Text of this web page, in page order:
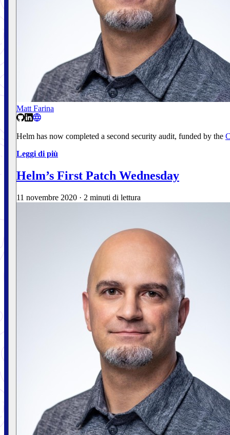
Matt Farina
Helm has now completed a second security audit, funded by the
Leggi di più
Helm’s First Patch Wednesday
11 novembre 2020 · 2 minuti di lettura